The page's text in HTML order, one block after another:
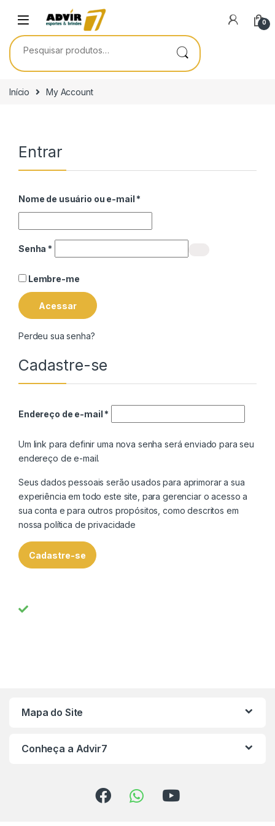
0
Pesquisar por:
Início My Account
Entrar
Nome de usuário ou e-mail *
Senha *
Lembre-me
Acessar
Perdeu sua senha?
Cadastre-se
Endereço de e-mail *
Um link para definir uma nova senha será enviado para seu
endereço de e-mail.
Seus dados pessoais serão usados para aprimorar a sua
experiência em todo este site, para gerenciar o acesso a
sua conta e para outros propósitos, como descritos em
nossapolítica de privacidade
Cadastre-se
Mapa do Site
Conheça a Advir7